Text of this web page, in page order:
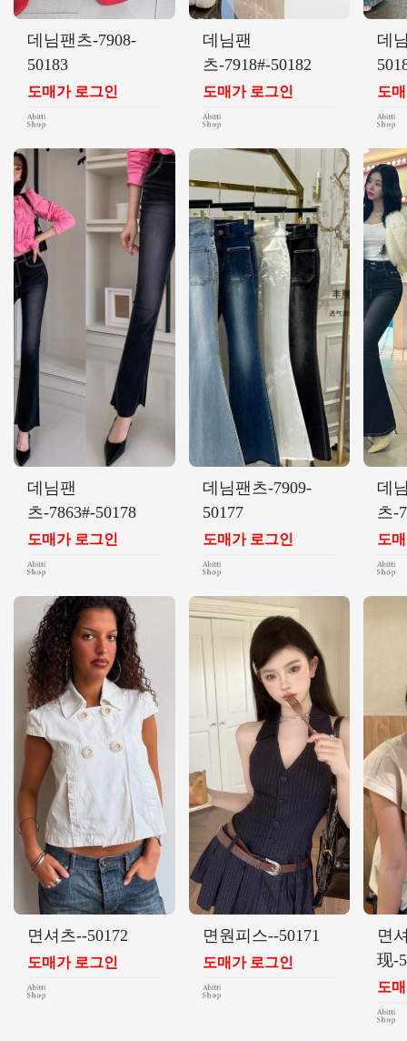
데님팬츠-7908-
50183
도매가 로그인
데님팬
츠-7918#-50182
도매가 로그인
데
도
데님팬
츠-7863#-50178
도매가 로그인
데님팬츠-7909-
50177
도매가 로그인
데
츠-
도
면셔츠--50172
도매가 로그인
면원피스--50171
도매가 로그인
면
现-
도